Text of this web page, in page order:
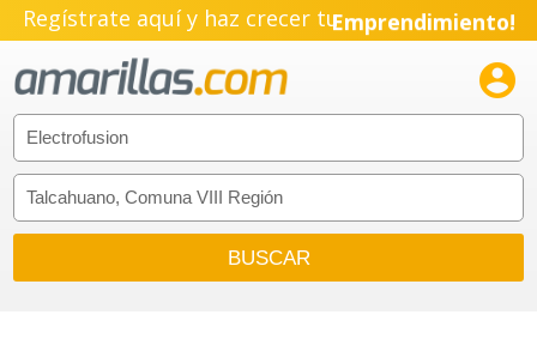
Regístrate aquí y haz crecer tuEmprendimiento!
